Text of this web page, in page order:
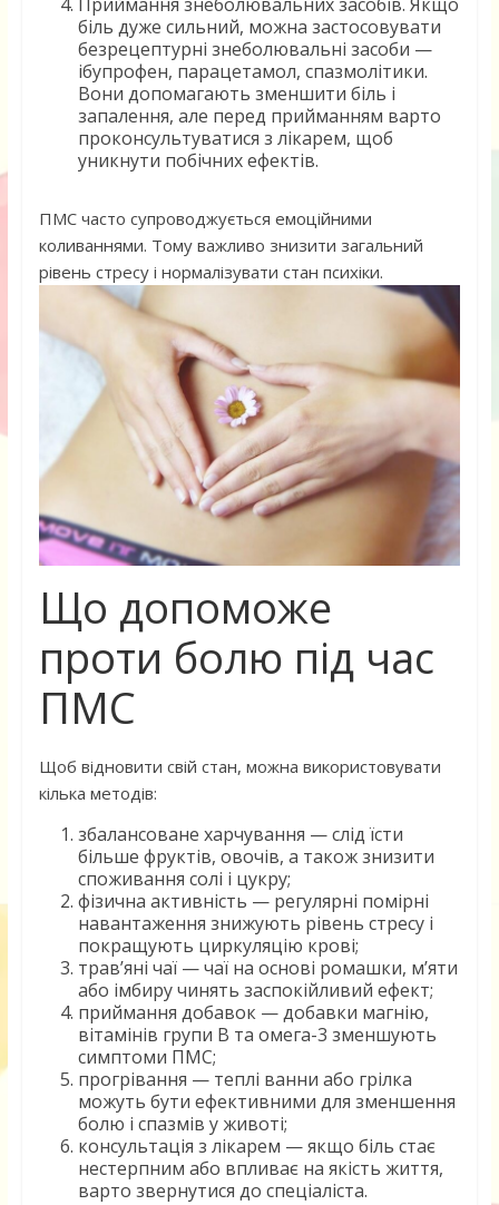
біль дуже сильний, можна застосовувати
безрецептурні знеболювальні засоби —
ібупрофен, парацетамол, спазмолітики.
Вони допомагають зменшити біль і
запалення, але перед прийманням варто
проконсультуватися з лікарем, щоб
уникнути побічних ефектів.
ПМС часто супроводжується емоційними
коливаннями. Тому важливо знизити загальний
рівень стресу і нормалізувати стан психіки.
Що допоможе
проти болю під час
ПМС
Щоб відновити свій стан, можна використовувати
кілька методів:
збалансоване харчування — слід їсти
більше фруктів, овочів, а також знизити
споживання солі і цукру;
фізична активність — регулярні помірні
навантаження знижують рівень стресу і
покращують циркуляцію крові;
трав’яні чаї — чаї на основі ромашки, м’яти
або імбиру чинять заспокійливий ефект;
приймання добавок — добавки магнію,
вітамінів групи B та омега-3 зменшують
симптоми ПМС;
прогрівання — теплі ванни або грілка
можуть бути ефективними для зменшення
болю і спазмів у животі;
консультація з лікарем — якщо біль стає
нестерпним або впливає на якість життя,
варто звернутися до спеціаліста.